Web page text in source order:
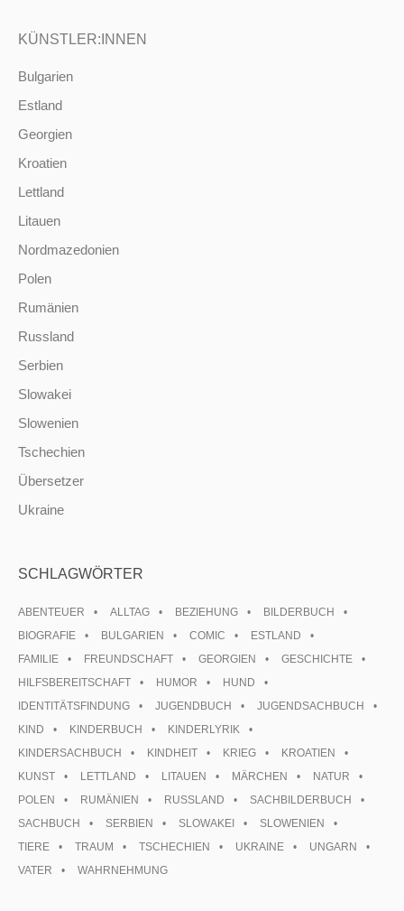
KÜNSTLER:INNEN
Bulgarien
Estland
Georgien
Kroatien
Lettland
Litauen
Nordmazedonien
Polen
Rumänien
Russland
Serbien
Slowakei
Slowenien
Tschechien
Übersetzer
Ukraine
SCHLAGWÖRTER
ABENTEUER ALLTAG BEZIEHUNG
BILDERBUCH
BIOGRAFIE
BULGARIEN COMIC
ESTLAND
FAMILIE
FREUNDSCHAFT GEORGIEN
GESCHICHTE
HILFSBEREITSCHAFT
HUMOR
HUND
IDENTITÄTSFINDUNG
JUGENDBUCH
JUGENDSACHBUCH
KIND
KINDERBUCH
KINDERLYRIK
KINDERSACHBUCH
KINDHEIT KRIEG
KROATIEN
KUNST
LETTLAND LITAUEN MÄRCHEN
NATUR
POLEN
RUMÄNIEN RUSSLAND
SACHBILDERBUCH
SACHBUCH
SERBIEN SLOWAKEI
SLOWENIEN
TIERE
TRAUM TSCHECHIEN UKRAINE
UNGARN
VATER
WAHRNEHMUNG